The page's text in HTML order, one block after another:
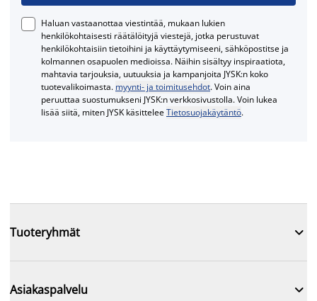
Haluan vastaanottaa viestintää, mukaan lukien
henkilökohtaisesti räätälöityjä viestejä, jotka perustuvat
henkilökohtaisiin tietoihini ja käyttäytymiseeni, sähköpostitse ja
kolmannen osapuolen medioissa. Näihin sisältyy inspiraatiota,
mahtavia tarjouksia, uutuuksia ja kampanjoita JYSK:n koko
tuotevalikoimasta. myynti- ja toimitusehdot. Voin aina
peruuttaa suostumukseni JYSK:n verkkosivustolla. Voin lukea
lisää siitä, miten JYSK käsitteleeTietosuojakäytäntö.
Tuoteryhmät 
Asiakaspalvelu 